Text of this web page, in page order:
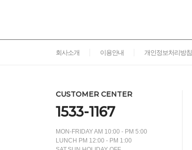
회사소개 이용안내 개인정보처리방침
CUSTOMER CENTER
1533-1167
MON-FRIDAY AM 10:00 - PM 5:00
LUNCH PM 12:00 - PM 1:00